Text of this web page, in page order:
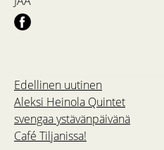
Edellinen uutinen
Aleksi Heinola Quintet
svengaa ystävänpäivänä
Café Tiljanissa!